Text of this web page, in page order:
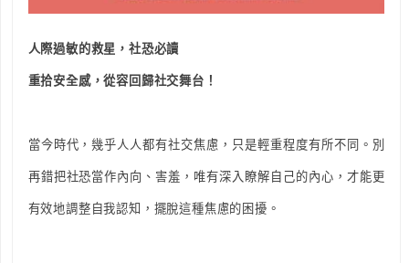
人際過敏的救星，社恐必讀
重拾安全感，從容回歸社交舞台！
當今時代，幾乎人人都有社交焦慮，只是輕重程度有所不同。別
再錯把社恐當作內向、害羞，唯有深入瞭解自己的內心，才能更
有效地調整自我認知，擺脫這種焦慮的困擾。